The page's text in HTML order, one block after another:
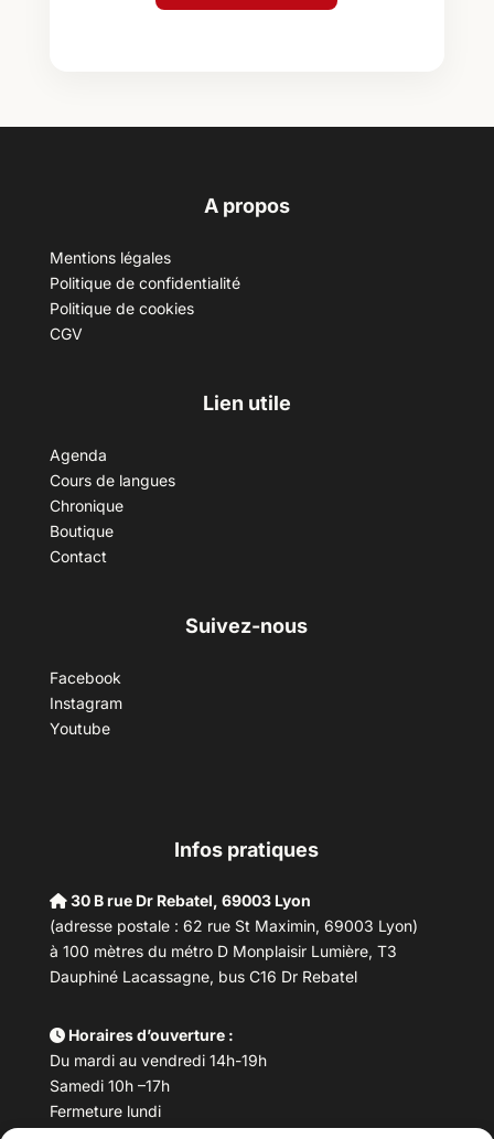
A propos
Mentions légales
Politique de confidentialité
Politique de cookies
CGV
Lien utile
Agenda
Cours de langues
Chronique
Boutique
Contact
Suivez-nous
Facebook
Instagram
Youtube
Infos pratiques
30 B rue Dr Rebatel, 69003 Lyon
(adresse postale : 62 rue St Maximin, 69003 Lyon)
à 100 mètres du métro D Monplaisir Lumière, T3
Dauphiné Lacassagne, bus C16 Dr Rebatel
Horaires d’ouverture :
Du mardi au vendredi 14h-19h
Samedi 10h –17h
Fermeture lundi